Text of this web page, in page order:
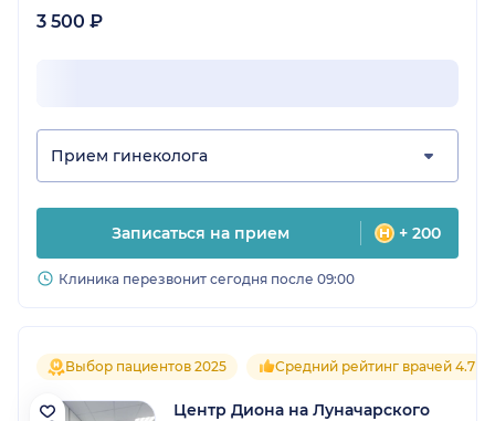
3 500 ₽
Прием гинеколога
Записаться на прием + 200
Клиника перезвонит сегодня после 09:00
Выбор пациентов 2025 Средний рейтинг врачей 4.7
Центр Диона на Луначарского